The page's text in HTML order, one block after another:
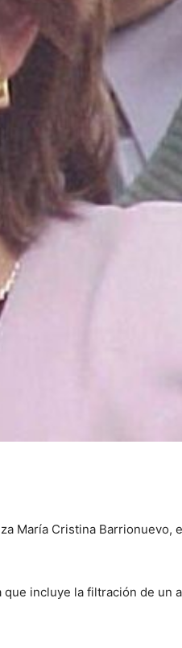
María Cristina Barrionuevo,
incluye la filtración de un